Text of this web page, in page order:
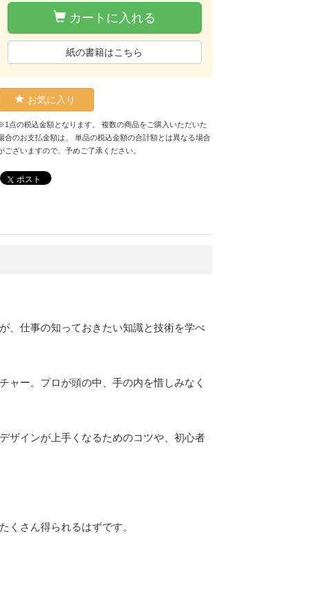
カートに入れる
紙の書籍はこちら
お気に入り
点の税込金額となります。 複数の商品をご購入いただいた
合のお支払金額は、 単品の税込金額の合計額とは異なる場合
ございますので、予めご了承ください。
ポスト
、仕事の知っておきたい知識と技術を学べ
ャー。プロが頭の中、手の内を惜しみなく
ザインが上手くなるためのコツや、初心者
くさん得られるはずです。